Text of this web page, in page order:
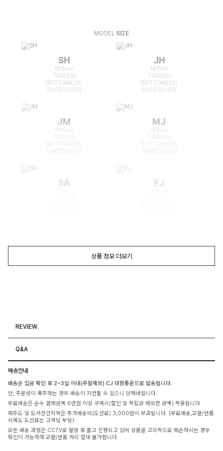
MODEL SIZE
SH
163cm
TOP(55)
BOTTOM(26)
SHOES(240)
JH
167cm
TOP(55)
BOTTOM(26)
SHOES(240)
JM
166cm
TOP(55)
BOTTOM(25)
MJ
164cm
TOP(55)
BOTTOM(26)
SA EJ
상품 정보 더보기
REVIEW
Q&A
배송안내
배송은 입금 확인 후 2~3일 이내(주말제외) CJ 대한통운으로 발송됩니다.
단, 주문량이 폭주하는 경우 배송이 지연될 수 있으니 양해바랍니다.
무료배송은 순수 결제금액 6만원 이상 구매시(할인 및 적립금 제외한 금액) 적용됩니다.
제주도 및 도서산간지역은 추가배송비(도선료) 3,000원이 부과됩니다. (무료배송,교환/반품
시에도 도선료는 고객님 부담)
모든 배송 과정은 CCTV로 촬영 후 출고 진행되고 있어 상품을 고의적으로 훼손하시는 경우
확인이 가능하며 교환/반품 처리 절대 불가합니다.